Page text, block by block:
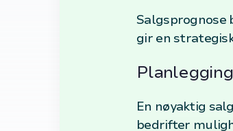
gir en
En nøyaktig
bedrifter